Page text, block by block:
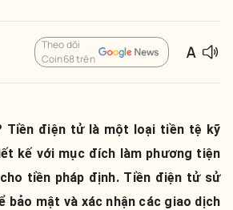
Theo dõi
Coin68 trên
Tiền điện tử là một loại tiền tệ kỹ
kế với mục đích làm phương tiện
tiền pháp định. Tiền điện tử sử
bảo mật và xác nhận các giao dịch